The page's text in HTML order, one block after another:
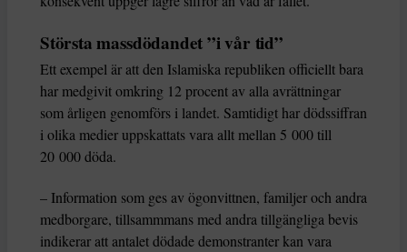
Största massdödandet ”i vår tid”
Ett exempel är att den Islamiska republiken officiellt bara
har medgivit omkring 12 procent av alla avrättningar
som årligen genomförs i landet. Samtidigt har dödssiffran
i olika medier uppskattats vara allt mellan 5 000 till
20 000 döda.
– Information som ges av ögonvittnen, familjer och andra
medborgare, tillsammmans med andra tillgängliga bevis
indikerar att antalet dödade demonstranter kan vara